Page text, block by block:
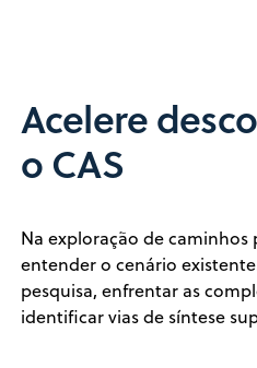
Acelere
o CAS
Na exploração de caminhos
entender o cenário
pesquisa, enfrentar as
identificar vias de síntese